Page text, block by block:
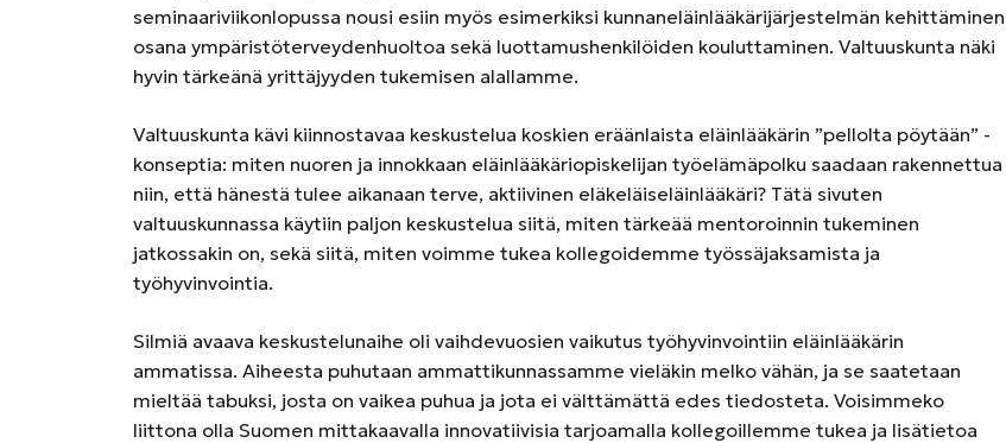
seminaariviikonlopussa nousi esiin myös esimerkiksi kunnaneläinlääkärijärjestelmän kehittäminen
osana ympäristöterveydenhuoltoa sekä luottamushenkilöiden kouluttaminen. Valtuuskunta näki
hyvin tärkeänä yrittäjyyden tukemisen alallamme.
Valtuuskunta kävi kiinnostavaa keskustelua koskien eräänlaista eläinlääkärin ”pellolta pöytään” -
konseptia: miten nuoren ja innokkaan eläinlääkäriopiskelijan työelämäpolku saadaan rakennettua
niin, että hänestä tulee aikanaan terve, aktiivinen eläkeläiseläinlääkäri? Tätä sivuten
valtuuskunnassa käytiin paljon keskustelua siitä, miten tärkeää mentoroinnin tukeminen
jatkossakin on, sekä siitä, miten voimme tukea kollegoidemme työssäjaksamista ja
työhyvinvointia.
Silmiä avaava keskustelunaihe oli vaihdevuosien vaikutus työhyvinvointiin eläinlääkärin
ammatissa. Aiheesta puhutaan ammattikunnassamme vieläkin melko vähän, ja se saatetaan
mieltää tabuksi, josta on vaikea puhua ja jota ei välttämättä edes tiedosteta. Voisimmeko
liittona olla Suomen mittakaavalla innovatiivisia tarjoamalla kollegoillemme tukea ja lisätietoa